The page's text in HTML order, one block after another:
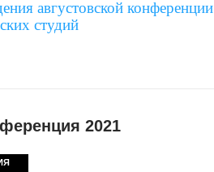
августовской конференции
студий
2021